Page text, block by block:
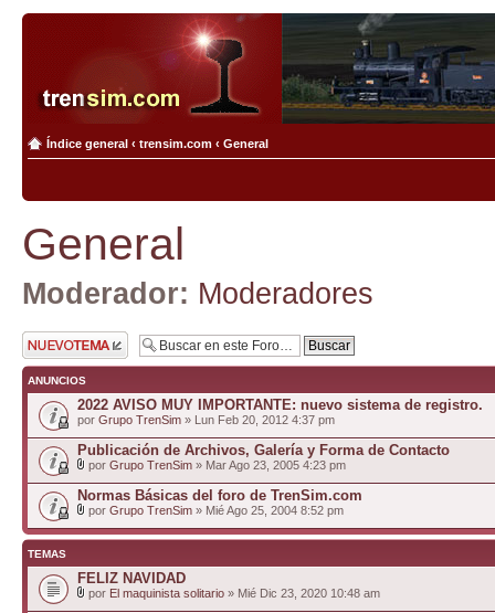
Índice general ‹ trensim.com ‹ General
General
Moderador: Moderadores
Publicar un nuevo
tema
ANUNCIOS
2022 AVISO MUY IMPORTANTE: nuevo sistema de registro.
por Grupo TrenSim » Lun Feb 20, 2012 4:37 pm
Publicación de Archivos, Galería y Forma de Contacto
por Grupo TrenSim » Mar Ago 23, 2005 4:23 pm
Normas Básicas del foro de TrenSim.com
por Grupo TrenSim » Mié Ago 25, 2004 8:52 pm
TEMAS
FELIZ NAVIDAD
por El maquinista solitario » Mié Dic 23, 2020 10:48 am